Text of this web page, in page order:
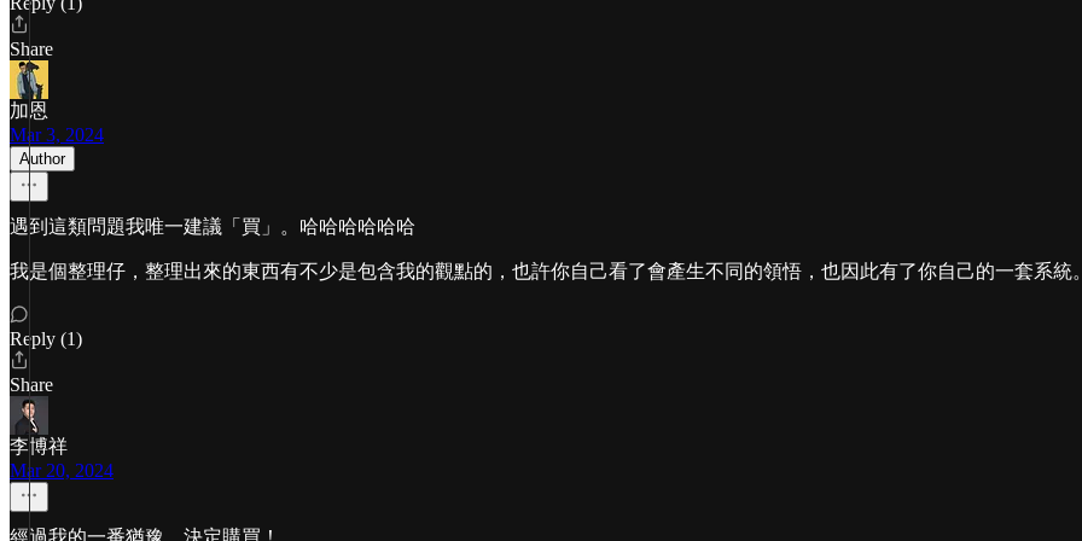
Share
加恩
Mar 3, 2024
Author
遇到這類問題我唯一建議「買」。哈哈哈哈哈哈
我是個整理仔，整理出來的東西有不少是包含我的觀點的，也許你自己看了會產生不同的領悟，也因此有了你自己的一套系統
Reply (1)
Share
李博祥
Mar 20, 2024
經過我的一番猶豫，決定購買！